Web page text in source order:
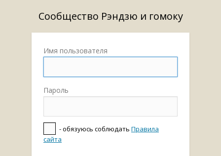
Сообщество Рэндзю и гомоку
Имя пользователя
Пароль
- обязуюсь соблюдать Правила
сайта